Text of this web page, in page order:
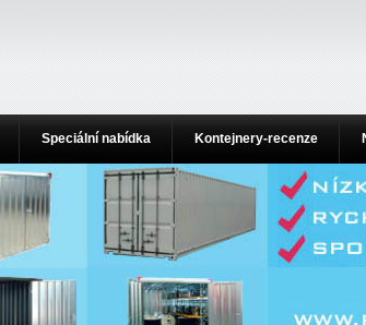
Speciální nabídka Kontejnery-recenze